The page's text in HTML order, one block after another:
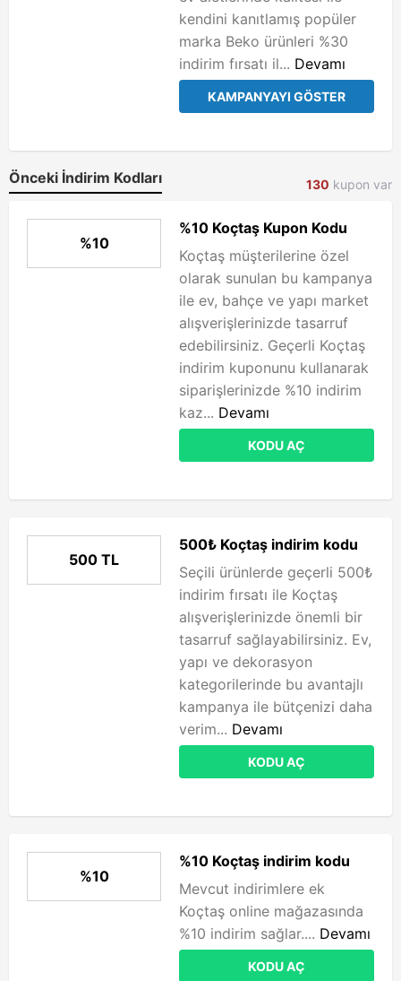
kendini kanıtlamış popüler
marka Beko ürünleri %30
indirim fırsatı il... Devamı
KAMPANYAYI GÖSTER
Önceki İndirim Kodları 130 kupon var
%10
%10 Koçtaş Kupon Kodu
Koçtaş müşterilerine özel
olarak sunulan bu kampanya
ile ev, bahçe ve yapı market
alışverişlerinizde tasarruf
edebilirsiniz. Geçerli Koçtaş
indirim kuponunu kullanarak
siparişlerinizde %10 indirim
kaz... Devamı
KODU AÇ
500 TL
500₺ Koçtaş indirim kodu
Seçili ürünlerde geçerli 500₺
indirim fırsatı ile Koçtaş
alışverişlerinizde önemli bir
tasarruf sağlayabilirsiniz. Ev,
yapı ve dekorasyon
kategorilerinde bu avantajlı
kampanya ile bütçenizi daha
verim... Devamı
KODU AÇ
%10
%10 Koçtaş indirim kodu
Mevcut indirimlere ek
Koçtaş online mağazasında
%10 indirim sağlar.... Devamı
KODU AÇ